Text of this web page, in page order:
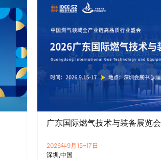
广东国际燃气技术与装备展览会
2026年9月15–17日
深圳 中国